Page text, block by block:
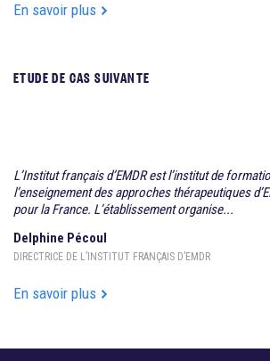
En savoir plus
ETUDE DE CAS SUIVANTE
L’Institut français d’EMDR est l’institut de
l’enseignement des approches thérapeutiques
pour la France. L’établissement organise...
Delphine Pécoul
DIRECTRICE DE L’INSTITUT FRANÇAIS D’EMDR
En savoir plus